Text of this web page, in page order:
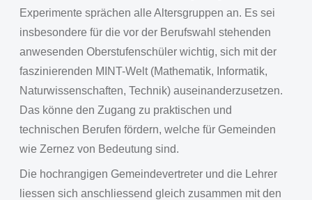
Experimente sprächen alle Altersgruppen an. Es sei
insbesondere für die vor der Berufswahl stehenden
anwesenden Oberstufenschüler wichtig, sich mit der
faszinierenden MINT-Welt (Mathematik, Informatik,
Naturwissenschaften, Technik) auseinanderzusetzen.
Das könne den Zugang zu praktischen und
technischen Berufen fördern, welche für Gemeinden
wie Zernez von Bedeutung sind.
Die hochrangigen Gemeindevertreter und die Lehrer
liessen sich anschliessend gleich zusammen mit den